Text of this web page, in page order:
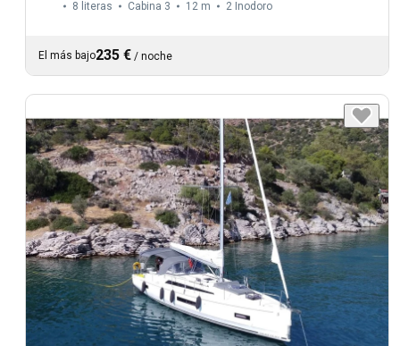
8 literas Cabina 3 12 m 2 Inodoro
El más bajo235 € / noche